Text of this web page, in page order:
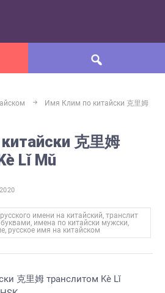
Имя Клим по китайски 克里姆
克里姆
Lǐ Mǔ
имени на китайский, транслит
имена по китайски мужски,
русское имя на китайском